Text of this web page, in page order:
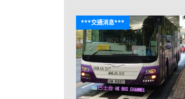
***交通消息***